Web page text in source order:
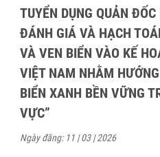
TUYỂN DỤNG QUẢN
ĐÁNH GIÁ VÀ HẠCH
VÀ VEN BIỂN VÀO KẾ
VIỆT NAM NHẰM
BIỂN XANH BỀN VỮNG
VỰC”
Ngày đăng: 11 | 03 | 2026